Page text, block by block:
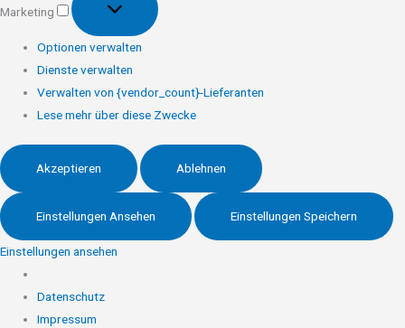
Marketing
Optionen verwalten
Dienste verwalten
Verwalten von {vendor_count}-Lieferanten
Lese mehr über diese Zwecke
Akzeptieren Ablehnen
Einstellungen Ansehen Einstellungen Speichern
Einstellungen ansehen
Datenschutz
Impressum